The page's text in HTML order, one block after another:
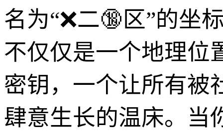
名为“❌二🔞区”的坐
不仅仅是一个地理位
密钥，一个让所有被
肆意生长的温床。当